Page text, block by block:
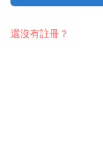
還沒有註冊？